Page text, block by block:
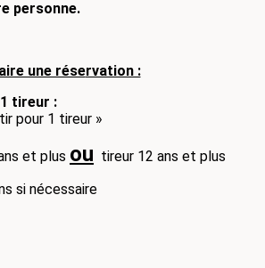
personne.
une réservation :
tireur :
pour 1 tireur »
et plus ou tireur 12 ans et plus
si nécessaire